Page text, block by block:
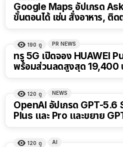
Google Maps อัปเกรด
ขั้นตอนได้ เช่น สั่งอาหาร, ติ
190 ดู PR NEWS
ทรู 5G เปิดจอง HUAWEI
พร้อมส่วนลดสูงสุด 19,400
120 ดู NEWS
OpenAI อัปเกรด GPT-5.6
Plus และ Pro และขยาย
120 ดู AI